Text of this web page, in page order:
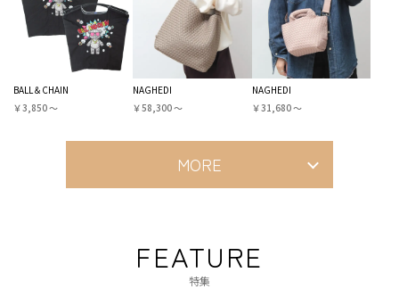
BALL＆CHAIN
￥3,850 〜
NAGHEDI
￥58,300 〜
NAGHEDI
￥31,680 〜
MORE
FEATURE
特集